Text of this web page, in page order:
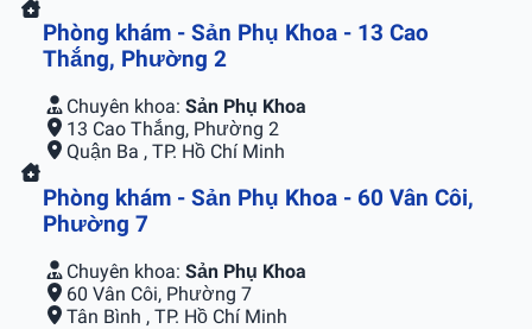
Phòng khám - Sản Phụ Khoa - 13 Cao
Thắng, Phường 2
Chuyên khoa: Sản Phụ Khoa
13 Cao Thắng, Phường 2
Quận Ba , TP. Hồ Chí Minh
Phòng khám - Sản Phụ Khoa - 60 Vân Côi,
Phường 7
Chuyên khoa: Sản Phụ Khoa
60 Vân Côi, Phường 7
Tân Bình , TP. Hồ Chí Minh